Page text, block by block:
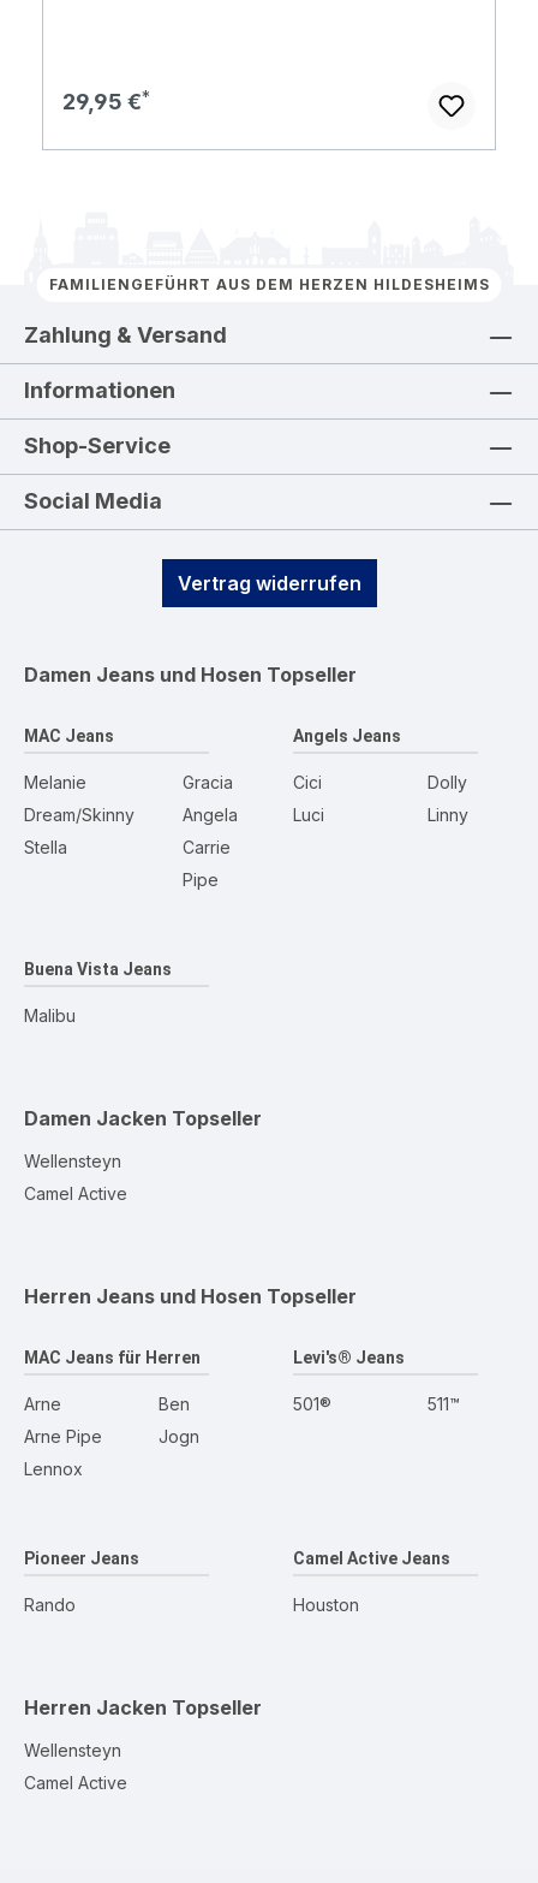
Regulärer Preis:
29,95 €
FAMILIENGEFÜHRT AUS DEM HERZEN HILDESHEIMS
Zahlung & Versand
Informationen
Shop-Service
Social Media
Vertrag widerrufen
Damen Jeans und Hosen Topseller
MAC Jeans
Melanie
Dream/Skinny
Stella
Gracia
Angela
Carrie
Pipe
Angels Jeans
Cici
Luci
Dolly
Linny
Buena Vista Jeans
Malibu
Damen Jacken Topseller
Wellensteyn
Camel Active
Herren Jeans und Hosen Topseller
MAC Jeans für Herren
Arne
Arne Pipe
Lennox
Ben
Jogn
Levi's® Jeans
501® 511™
Pioneer Jeans
Rando
Camel Active Jeans
Houston
Herren Jacken Topseller
Wellensteyn
Camel Active